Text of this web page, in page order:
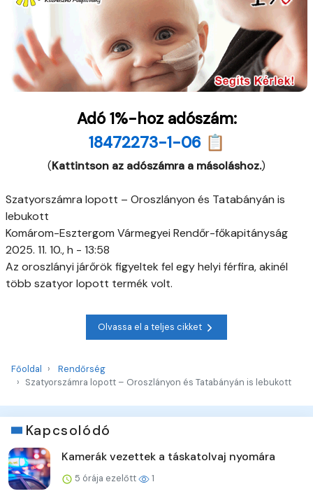
Adó 1%-hoz adószám:
18472273-1-06 📋
(Kattintson az adószámra a másoláshoz.)
Szatyorszámra lopott – Oroszlányon és Tatabányán is
lebukott
Komárom-Esztergom Vármegyei Rendőr-főkapitányság
2025. 11. 10., h - 13:58
Az oroszlányi járőrök figyeltek fel egy helyi férfira, akinél
több szatyor lopott termék volt.
Olvassa el a teljes cikket
Főoldal
Rendőrség
Szatyorszámra lopott – Oroszlányon és Tatabányán is lebukott
Kapcsolódó
Kamerák vezettek a táskatolvaj nyomára
5 órája ezelőtt 1